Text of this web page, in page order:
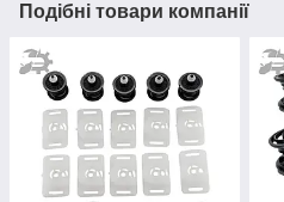
Подібні товари компанії